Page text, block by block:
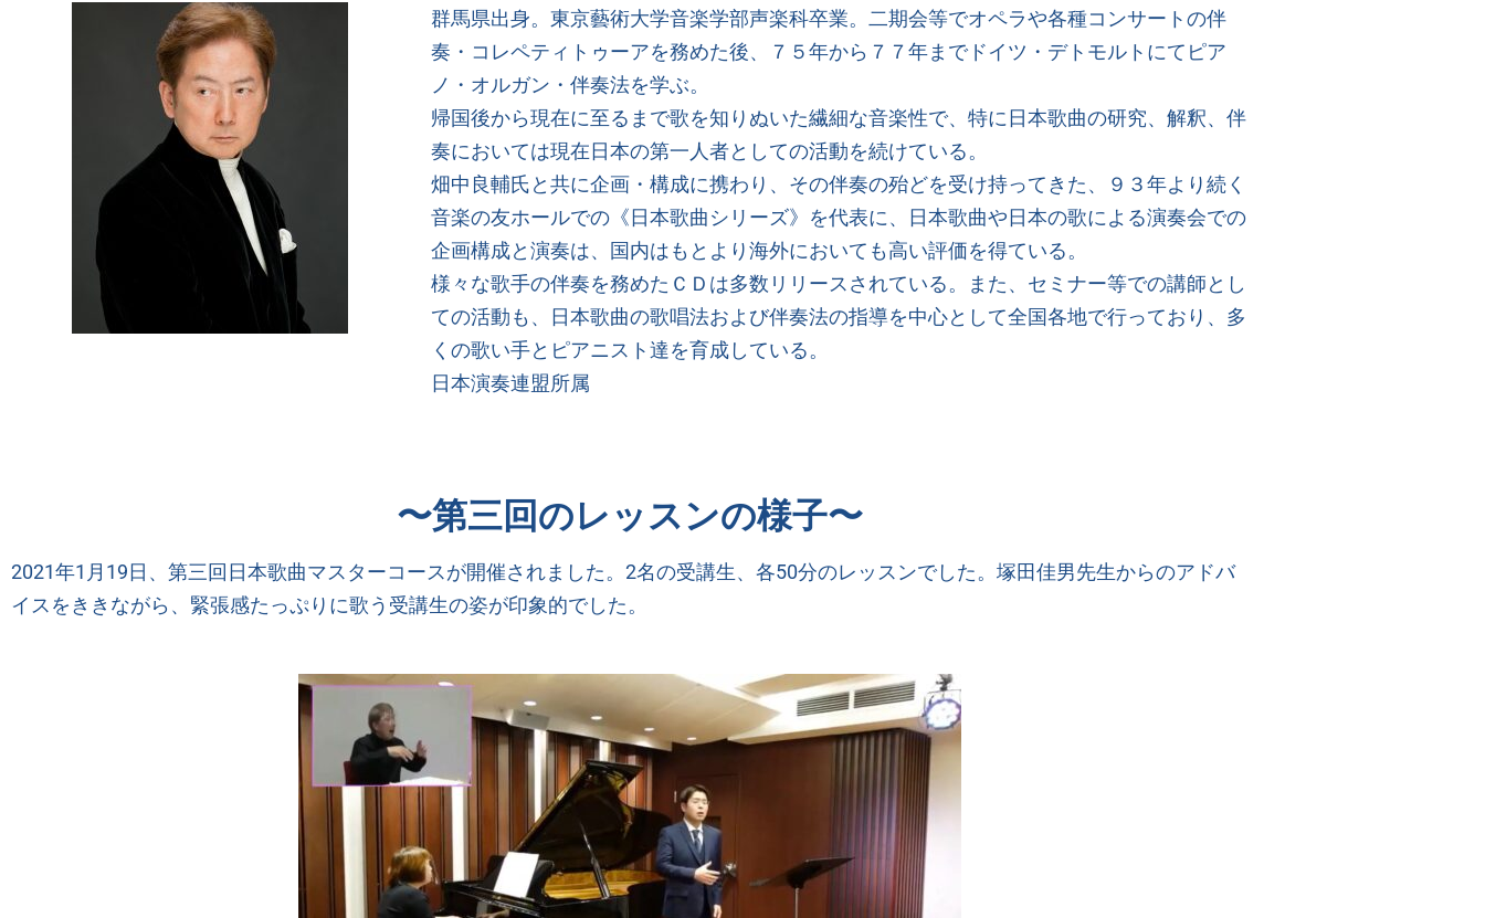
群馬県出身。東京藝術大学音楽学部声楽科卒業。二期会等でオペラや各種コンサートの伴
奏・コレペティトゥーアを務めた後、７５年から７７年までドイツ・デトモルトにてピア
ノ・オルガン・伴奏法を学ぶ。
帰国後から現在に至るまで歌を知りぬいた繊細な音楽性で、特に日本歌曲の研究、解釈、伴
奏においては現在日本の第一人者としての活動を続けている。
畑中良輔氏と共に企画・構成に携わり、その伴奏の殆どを受け持ってきた、９３年より続く
音楽の友ホールでの《日本歌曲シリーズ》を代表に、日本歌曲や日本の歌による演奏会での
企画構成と演奏は、国内はもとより海外においても高い評価を得ている。
様々な歌手の伴奏を務めたＣＤは多数リリースされている。また、セミナー等での講師とし
ての活動も、日本歌曲の歌唱法および伴奏法の指導を中心として全国各地で行っており、多
くの歌い手とピアニスト達を育成している。
日本演奏連盟所属
〜第三回のレッスンの様子〜
2021年1月19日、第三回日本歌曲マスターコースが開催されました。2名の受講生、各50分のレッスンでした。塚田佳男先生からのアドバ
イスをききながら、緊張感たっぷりに歌う受講生の姿が印象的でした。